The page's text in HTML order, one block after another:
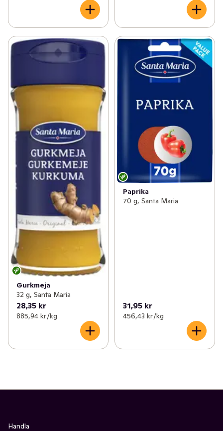
Gurkmeja
32 g, Santa Maria
28,35 kr
885,94 kr /kg
Paprika
70 g, Santa Maria
31,95 kr
456,43 kr /kg
Handla